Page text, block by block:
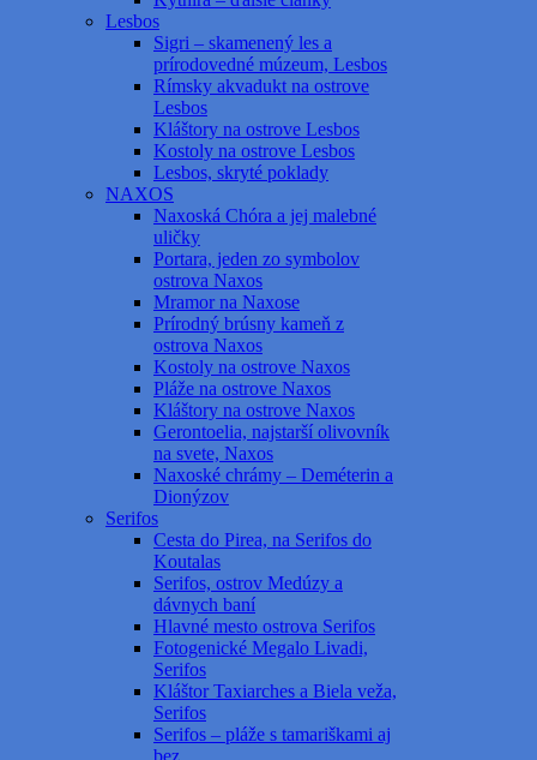
Lesbos
Sigri – skamenený les a
prírodovedné múzeum, Lesbos
Rímsky akvadukt na ostrove
Lesbos
Kláštory na ostrove Lesbos
Kostoly na ostrove Lesbos
Lesbos, skryté poklady
NAXOS
Naxoská Chóra a jej malebné
uličky
Portara, jeden zo symbolov
ostrova Naxos
Mramor na Naxose
Prírodný brúsny kameň z
ostrova Naxos
Kostoly na ostrove Naxos
Pláže na ostrove Naxos
Kláštory na ostrove Naxos
Gerontoelia, najstarší olivovník
na svete, Naxos
Naxoské chrámy – Deméterin a
Dionýzov
Serifos
Cesta do Pirea, na Serifos do
Koutalas
Serifos, ostrov Medúzy a
dávnych baní
Hlavné mesto ostrova Serifos
Fotogenické Megalo Livadi,
Serifos
Kláštor Taxiarches a Biela veža,
Serifos
Serifos – pláže s tamariškami aj
bez